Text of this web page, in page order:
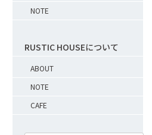
NOTE
RUSTIC HOUSEについて
ABOUT
NOTE
CAFE